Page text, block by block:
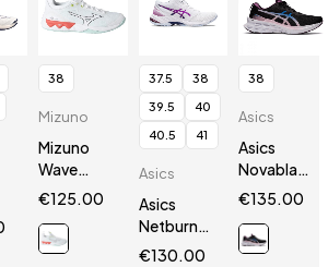
38
Mizuno
Mizuno
Wave
Luminous
€125.00
37.5
38
39.5
40
40.5
41
Asics
Asics
Netburner
Ballistic
€130.00
38
Asics
Asics
Novablast
2
€135.00